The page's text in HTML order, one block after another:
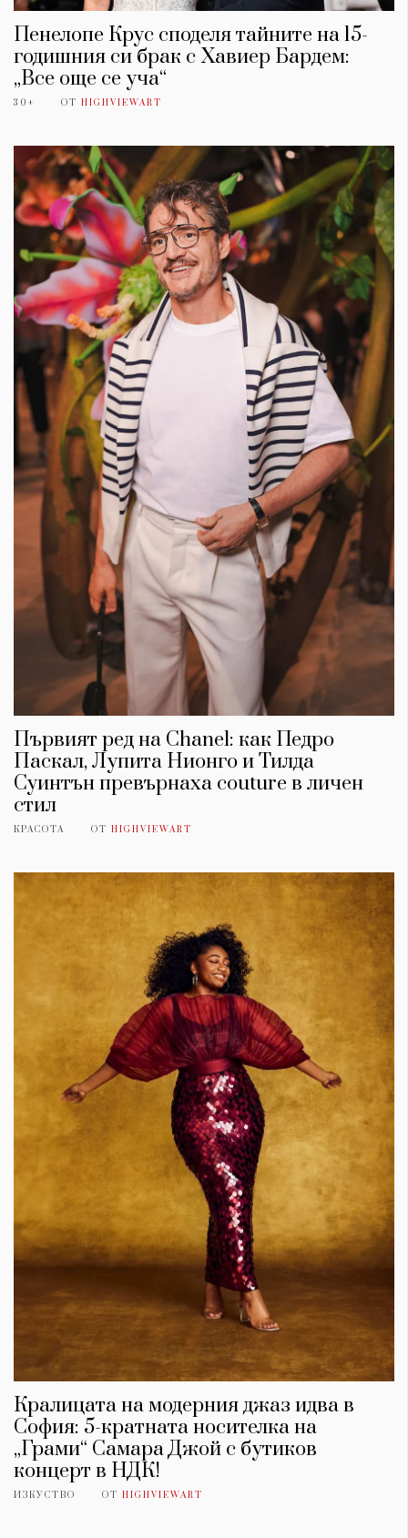
Пенелопе Крус споделя тайните на 15-
годишния си брак с Хавиер Бардем:
„Все още се уча“
30+ ОТ HIGHVIEWART
Първият ред на Chanel: как Педро
Паскал, Лупита Нионго и Тилда
Суинтън превърнаха couture в личен
стил
КРАСОТА ОТ HIGHVIEWART
Кралицата на модерния джаз идва в
София: 5-кратната носителка на
„Грами“ Самара Джой с бутиков
концерт в НДК!
ИЗКУСТВО ОТ HIGHVIEWART